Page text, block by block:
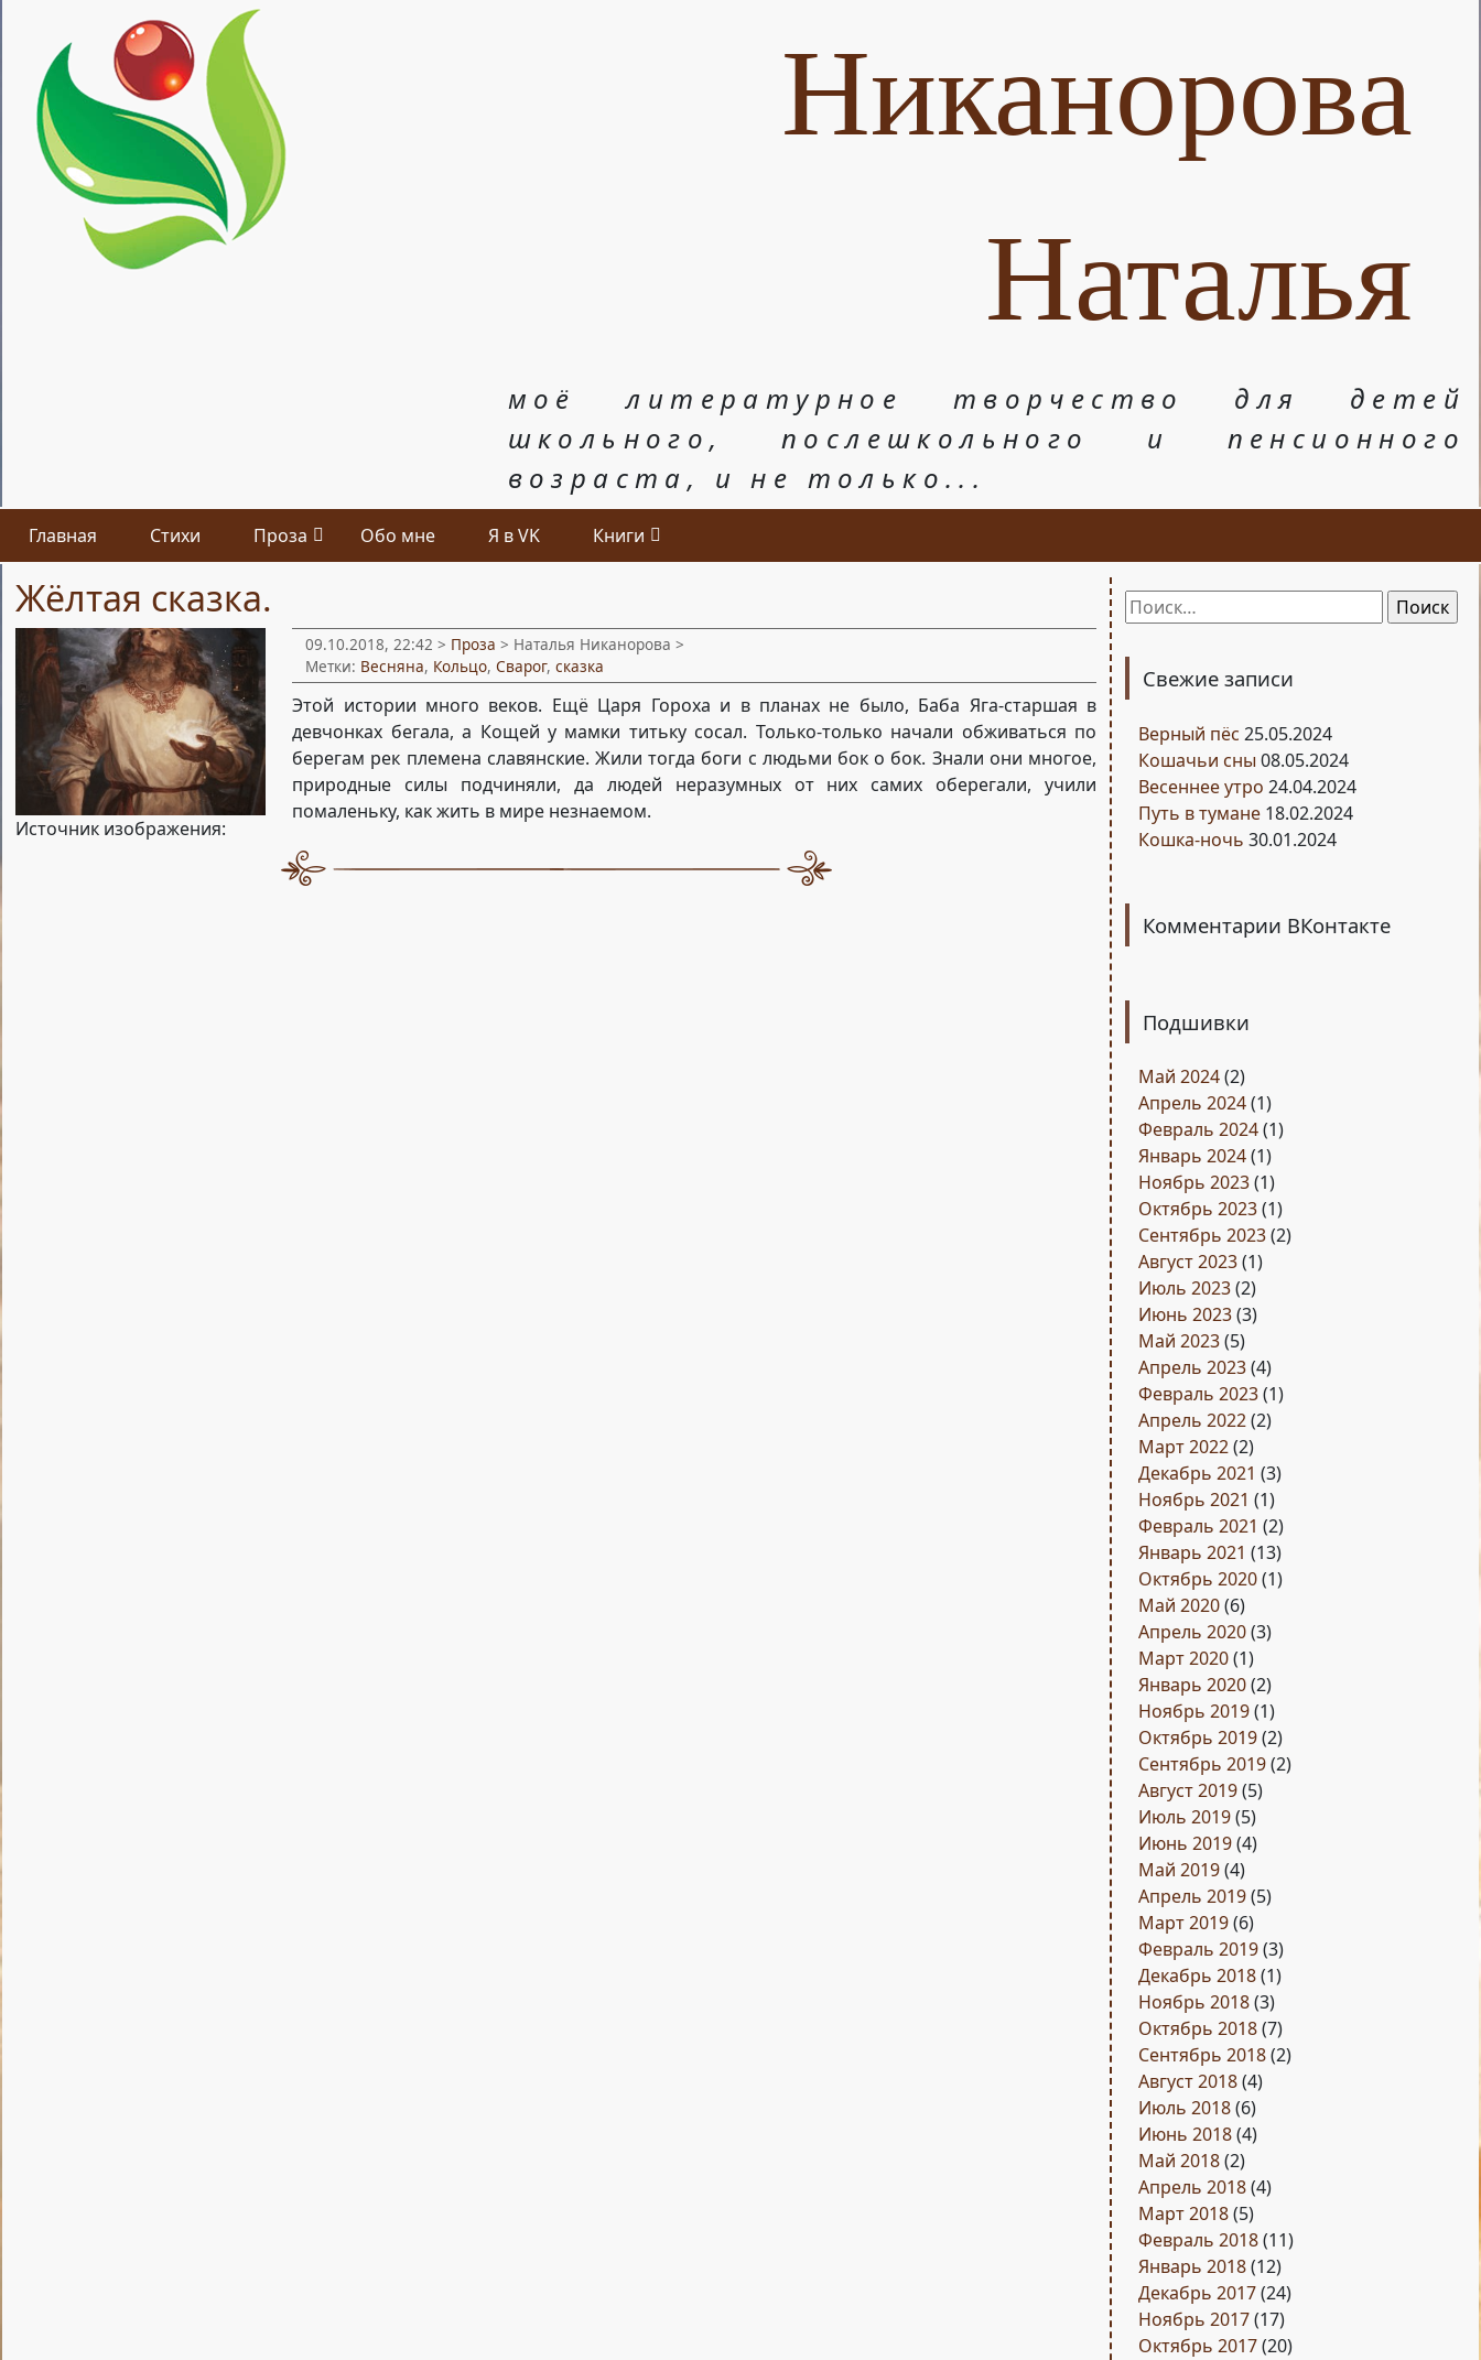
Никанорова
Наталья
моё литературное творчество для детей
школьного, послешкольного и пенсионного
возраста, и не только...
Главная Стихи Проза Обо мне Я в VK Книги
Жёлтая сказка.
Источник изображения:
09.10.2018, 22:42 > Проза > Наталья Никанорова >
Метки: Весняна, Кольцо,Сварог,сказка
Этой истории много веков. Ещё Царя Гороха и в планах не было, Баба Яга-старшая в
девчонках бегала, а Кощей у мамки титьку сосал. Только-только начали обживаться по
берегам рек племена славянские. Жили тогда боги с людьми бок о бок. Знали они многое,
природные силы подчиняли, да людей неразумных от них самих оберегали, учили
помаленьку, как жить в мире незнаемом.
Найти:
Свежие записи
Верный пёс 25.05.2024
Кошачьи сны 08.05.2024
Весеннее утро 24.04.2024
Путь в тумане 18.02.2024
Кошка-ночь 30.01.2024
Комментарии ВКонтакте
Подшивки
Май 2024(2)
Апрель 2024(1)
Февраль 2024(1)
Январь 2024(1)
Ноябрь 2023(1)
Октябрь 2023(1)
Сентябрь 2023(2)
Август 2023(1)
Июль 2023(2)
Июнь 2023(3)
Май 2023(5)
Апрель 2023(4)
Февраль 2023(1)
Апрель 2022(2)
Март 2022(2)
Декабрь 2021 (3)
Ноябрь 2021 (1)
Февраль 2021 (2)
Январь 2021 (13)
Октябрь 2020(1)
Май 2020(6)
Апрель 2020(3)
Март 2020(1)
Январь 2020(2)
Ноябрь 2019(1)
Октябрь 2019(2)
Сентябрь 2019(2)
Август 2019(5)
Июль 2019(5)
Июнь 2019(4)
Май 2019(4)
Апрель 2019(5)
Март 2019(6)
Февраль 2019(3)
Декабрь 2018(1)
Ноябрь 2018(3)
Октябрь 2018(7)
Сентябрь 2018(2)
Август 2018(4)
Июль 2018(6)
Июнь 2018(4)
Май 2018(2)
Апрель 2018(4)
Март 2018(5)
Февраль 2018(11)
Январь 2018(12)
Декабрь 2017(24)
Ноябрь 2017(17)
Октябрь 2017(20)